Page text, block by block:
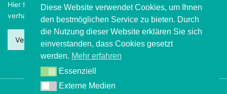
Hier finden Sie wichtige Informationen, wie Sie sichim Notfall
verhalten sollten.
Verhalten beim Grand mal
Diese Website verwendet Cookies, um Ihnen
den bestmöglichen Service zu bieten. Durch
die Nutzung dieser Website erklären Sie sich
einverstanden, dass Cookies gesetzt
werden. Mehr erfahren
EssenziellEssenziell
Externe Medien
Externe Medien